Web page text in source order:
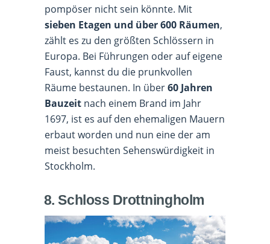
pompöser nicht sein könnte. Mit
sieben Etagen und über 600 Räumen,
zählt es zu den größten Schlössern in
Europa. Bei Führungen oder auf eigene
Faust, kannst du die prunkvollen
Räume bestaunen. In über60 Jahren
Bauzeit nach einem Brand im Jahr
1697, ist es auf den ehemaligen Mauern
erbaut worden und nun eine der am
meist besuchten Sehenswürdigkeit in
Stockholm.
8. Schloss Drottningholm